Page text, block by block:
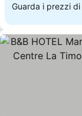
Guarda i prezzi di